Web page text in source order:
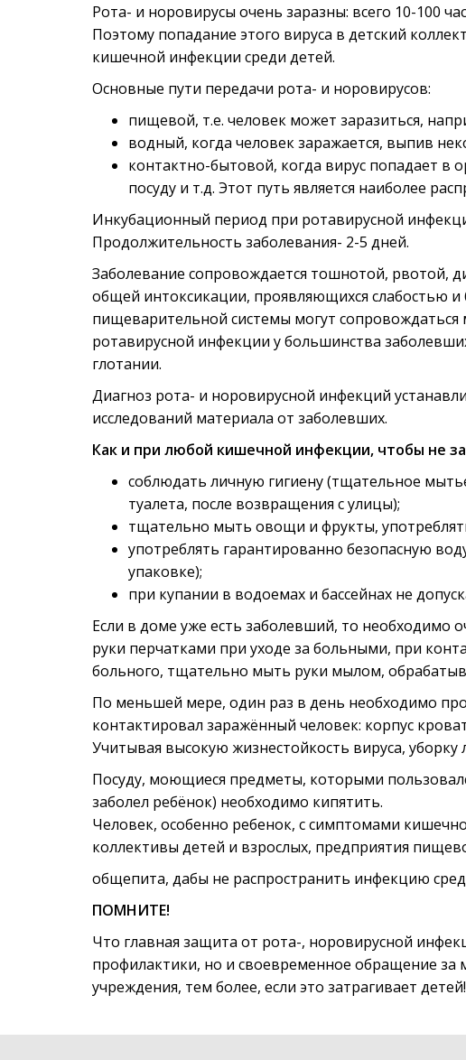
Рота- и норовирусы очень заразны: всего 10-100
Поэтому попадание этого вируса в детский
кишечной инфекции среди детей.
Основные пути передачи рота- и норовирусов:
пищевой, т.е. человек может заразиться,
водный, когда человек заражается, выпив
контактно-бытовой, когда вирус попадает в
посуду и т.д. Этот путь является наиболее
Инкубационный период при ротавирусной
Продолжительность заболевания- 2-5 дней.
Заболевание сопровождается тошнотой, рвотой,
общей интоксикации, проявляющихся слабостью
пищеварительной системы могут
ротавирусной инфекции у большинства
глотании.
Диагноз рота- и норовирусной инфекций
исследований материала от заболевших.
Как и при любой кишечной инфекции, чтобы не
соблюдать личную гигиену (тщательное
туалета, после возвращения с улицы);
тщательно мыть овощи и фрукты,
употреблять гарантированно безопасную
упаковке);
при купании в водоемах и бассейнах не
Если в доме уже есть заболевший, то необходимо
руки перчатками при уходе за больными, при
больного, тщательно мыть руки мылом,
По меньшей мере, один раз в день необходимо
контактировал заражённый человек: корпус
Учитывая высокую жизнестойкость вируса,
Посуду, моющиеся предметы, которыми
заболел ребёнок) необходимо кипятить.
Человек, особенно ребенок, с симптомами
коллективы детей и взрослых, предприятия
общепита, дабы не распространить инфекцию
ПОМНИТЕ!
Что главная защита от рота-, норовирусной
профилактики, но и своевременное обращение
учреждения, тем более, если это затрагивает детей!